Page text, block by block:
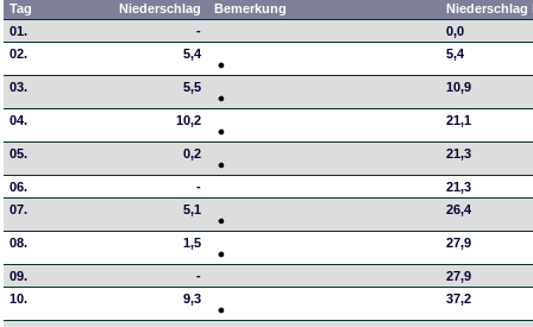
Tag Niederschlag Bemerkung
01.
-
0,0
02.
5,4 5,4
03. 5,5 10,9
04. 10,2 21,1
05. 0,2 21,3
06. -
21,3
07.
5,1 26,4
08. 1,5 27,9
09. -
27,9
10.
9,3 37,2